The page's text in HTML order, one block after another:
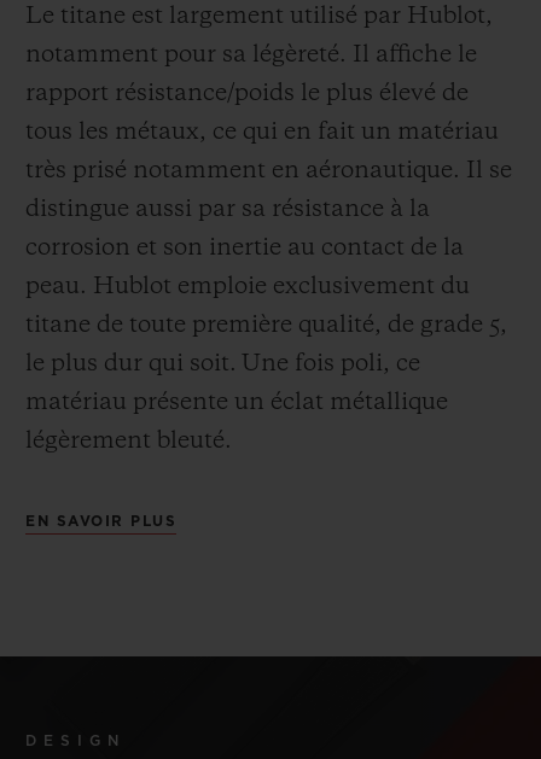
Le titane est largement utilisé par Hublot,
notamment pour sa légèreté. Il affiche le
rapport résistance/poids le plus élevé de
tous les métaux, ce qui en fait un matériau
très prisé notamment en aéronautique. Il se
distingue aussi par sa résistance à la
corrosion et son inertie au contact de la
peau. Hublot emploie exclusivement du
titane de toute première qualité, de grade 5,
le plus dur qui soit. Une fois poli, ce
matériau présente un éclat métallique
légèrement bleuté.
EN SAVOIR PLUS
DESIGN